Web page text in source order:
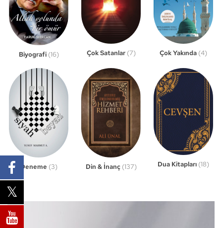
Biyografi (16) Çok Satanlar (7) Çok Yakında (4)
Deneme (3) Din & İnanç (137) Dua Kitapları (18)